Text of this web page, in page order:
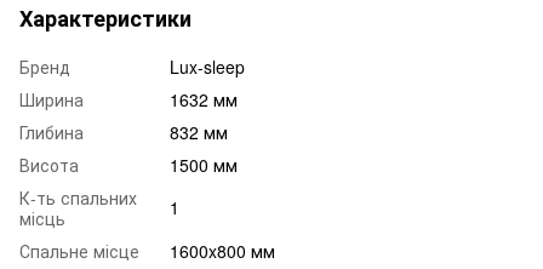
Характеристики
Бренд
Lux-sleep
Ширина
1632 мм
Глибина
832 мм
Висота
1500 мм
К-ть спальних
місць
1
Спальне місце
1600x800 мм